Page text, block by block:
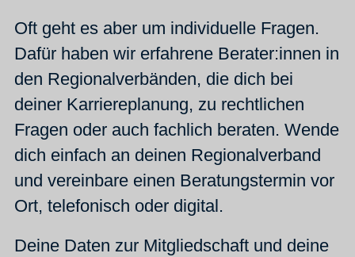
Oft geht es aber um individuelle Fragen.
Dafür haben wir erfahrene Berater:innen in
den Regionalverbänden, die dich bei
deiner Karriereplanung, zu rechtlichen
Fragen oder auch fachlich beraten. Wende
dich einfach an deinen Regionalverband
und vereinbare einen Beratungstermin vor
Ort, telefonisch oder digital.
Deine Daten zur Mitgliedschaft und deine